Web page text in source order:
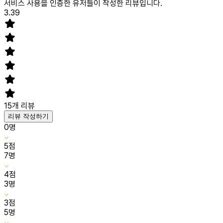
서비스 사용을 인증한 유저들이 작성한 리뷰입니다.
3.39
15개 리뷰
리뷰 작성하기
0명
5점
7명
4점
3명
3점
5명